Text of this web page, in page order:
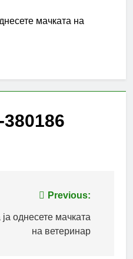
мачката на
Previous:
однесете мачката
на ветеринар